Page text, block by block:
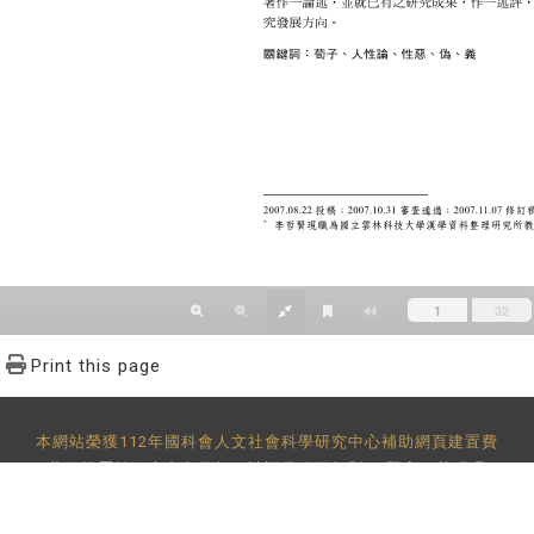
Print this page
本網站榮獲112年國科會人文社會科學研究中心補助網頁建置費